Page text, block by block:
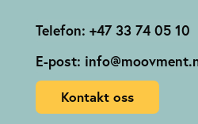
Telefon: +47 33 74 05 10
E-post:
Kontakt oss